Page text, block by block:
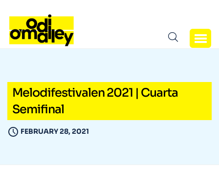
Melodifestivalen 2021 | Cuarta
Semifinal
FEBRUARY 28, 2021